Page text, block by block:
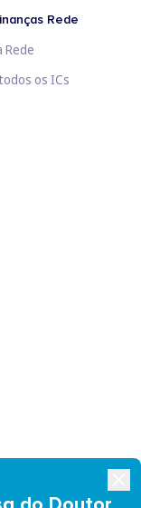
Rede
Rede
os ICs